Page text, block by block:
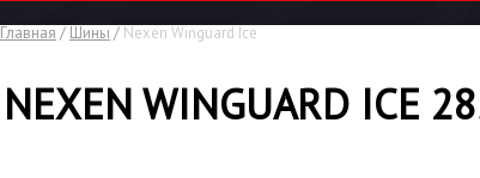
Главная / Шины / Nexen Winguard Ice
NEXEN WINGUARD ICE